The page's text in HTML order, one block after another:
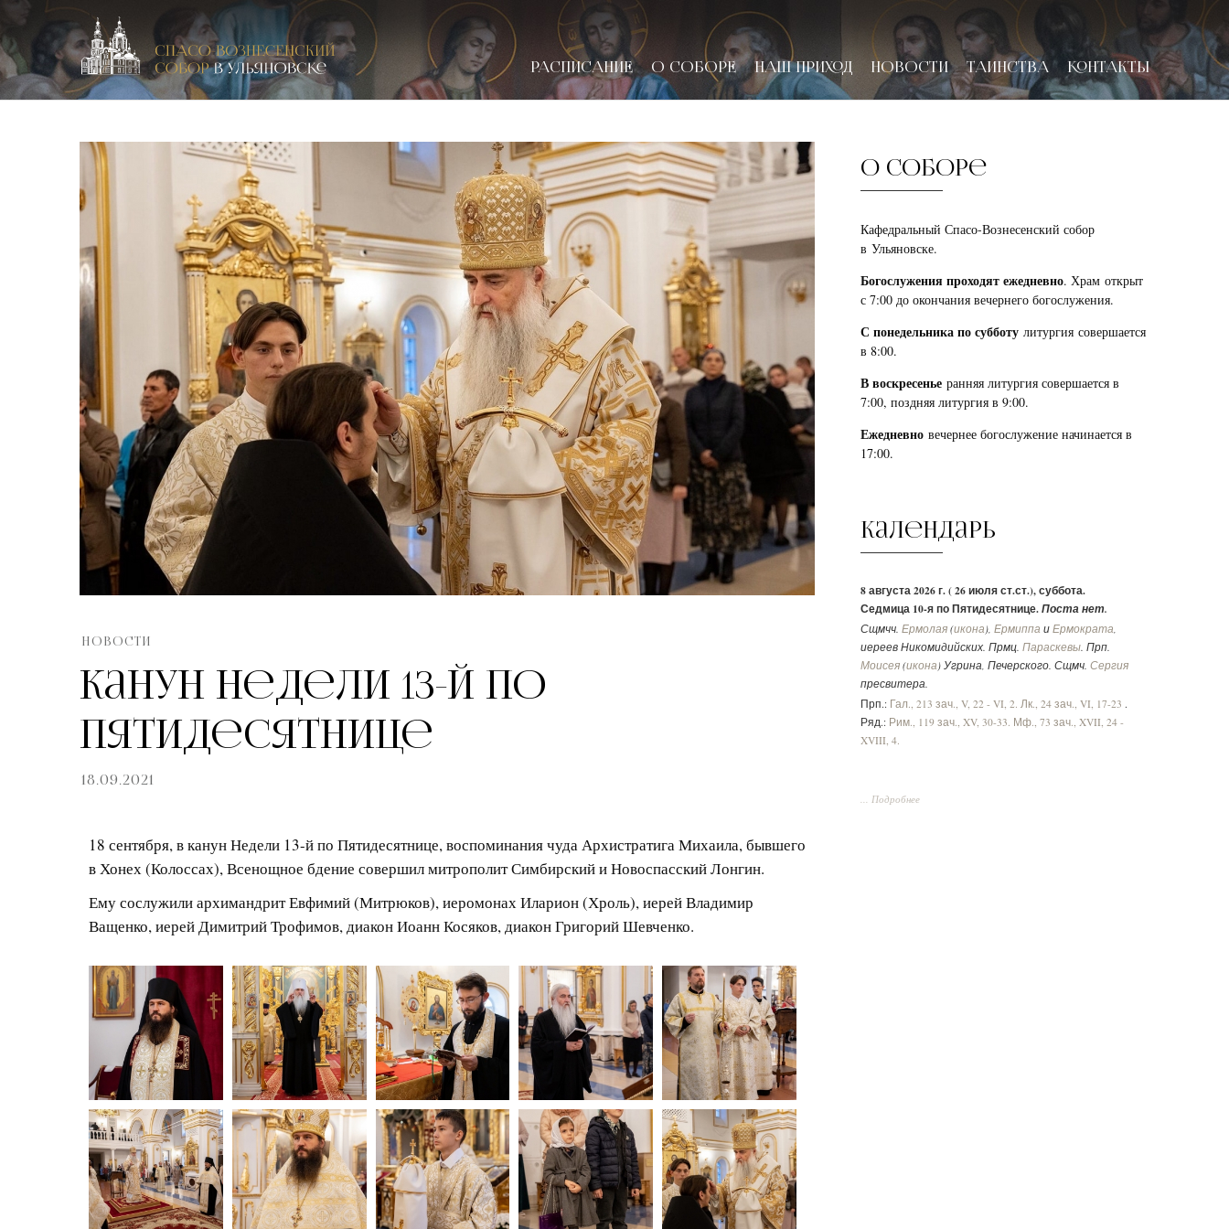
Спасо-Вознесенский кафедральный собор в Ульяновске
РАСПИСАНИЕ О СОБОРЕ НАШ ПРИХОД НОВОСТИ ТАИНСТВА КОНТАКТЫ
НОВОСТИ
Канун Недели 13-й по
Пятидесятнице
18.09.2021
18 сентября, в канун Недели 13-й по Пятидесятнице, воспоминания чуда Архистратига Михаила, бывшего
в Хонех (Колоссах), Всенощное бдение совершил митрополит Симбирский и Новоспасский Лонгин.
Ему сослужили архимандрит Евфимий (Митрюков), иеромонах Иларион (Хроль), иерей Владимир
Ващенко, иерей Димитрий Трофимов, диакон Иоанн Косяков, диакон Григорий Шевченко.
О соборе
Кафедральный Спасо-Вознесенский собор
в Ульяновске.
Богослужения проходят ежедневно. Храм открыт
с 7:00 до окончания вечернего богослужения.
С понедельника по субботулитургия совершается
в 8:00.
В воскресеньеранняя литургия совершается в
7:00, поздняя литургия в 9:00.
Ежедневновечернее богослужение начинается в
17:00.
Календарь
8 августа 2026 г. ( 26 июля ст.ст.), суббота.
Седмица 10-я по Пятидесятнице.Поста нет.
Сщмчч.Ермолая (икона),Ермиппа иЕрмократа,
иереев Никомидийских. Прмц.Параскевы. Прп.
Моисея (икона) Угрина, Печерского. Сщмч.Сергия
пресвитера.
Прп.: Гал., 213 зач., V, 22 - VI, 2. Лк., 24 зач., VI, 17-23 .
Ряд.: Рим., 119 зач., XV, 30-33. Мф., 73 зач., XVII, 24 -
XVIII, 4.
... Подробнее